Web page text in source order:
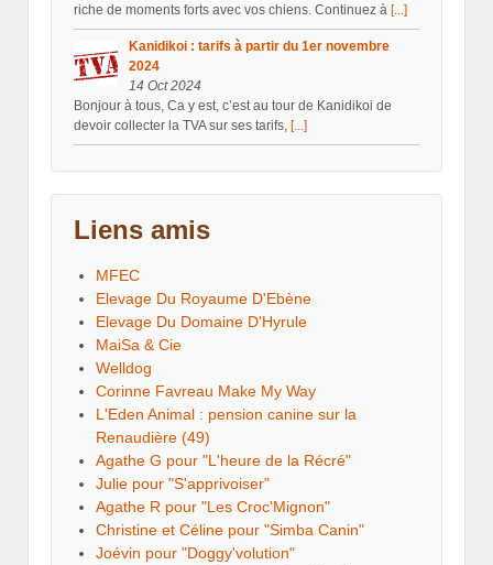
riche de moments forts avec vos chiens. Continuez à [...]
Kanidikoi : tarifs à partir du 1er novembre
2024
14 Oct 2024
Bonjour à tous, Ca y est, c’est au tour de Kanidikoi de
devoir collecter la TVA sur ses tarifs, [...]
Liens amis
MFEC
Elevage Du Royaume D'Ebène
Elevage Du Domaine D'Hyrule
MaiSa & Cie
Welldog
Corinne Favreau Make My Way
L'Eden Animal : pension canine sur la
Renaudière (49)
Agathe G pour "L'heure de la Récré"
Julie pour "S'apprivoiser"
Agathe R pour "Les Croc'Mignon"
Christine et Céline pour "Simba Canin"
Joévin pour "Doggy'volution"